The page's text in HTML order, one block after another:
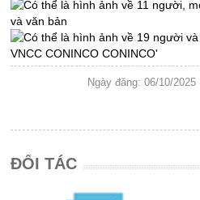
Ngày đăng: 06/10/2025
ĐỐI TÁC